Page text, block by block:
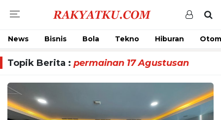
News Bisnis Bola Tekno Hiburan
Topik Berita : permainan 17 Agustusan